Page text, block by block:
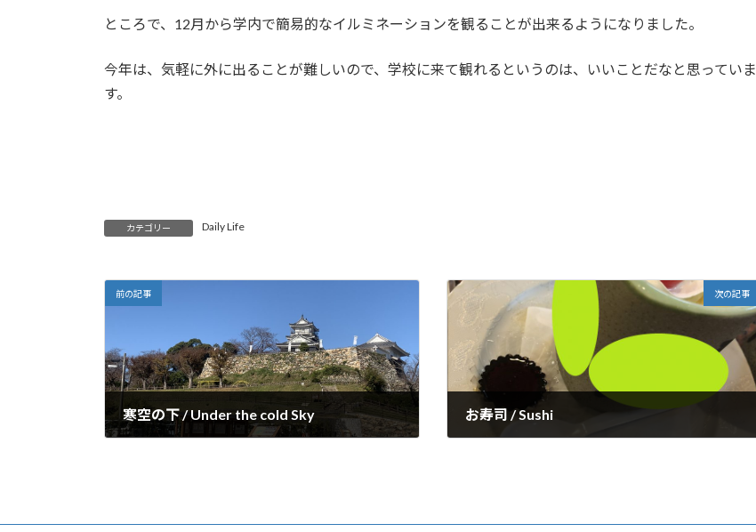
ところで、12月から学内で簡易的なイルミネーションを観ることが出来るようになりました。
今年は、気軽に外に出ることが難しいので、学校に来て観れるというのは、いいことだなと思っていま
す。
カテゴリー Daily Life
前の記事
寒空の下 / Under the cold Sky
次の記事
お寿司 / Sushi